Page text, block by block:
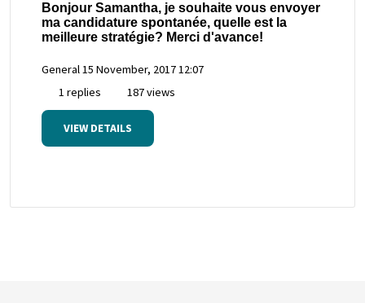
Bonjour Samantha, je souhaite vous envoyer
ma candidature spontanée, quelle est la
meilleure stratégie? Merci d'avance!
General15 November, 2017 12:07
1 replies
187 views
VIEW DETAILS